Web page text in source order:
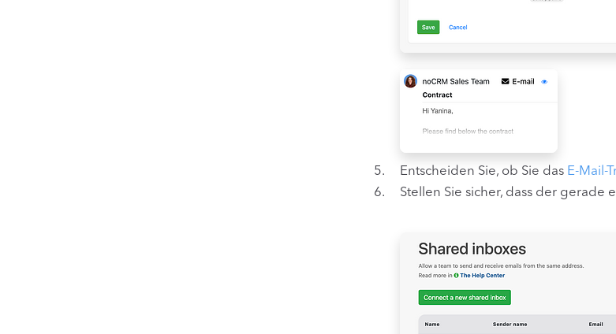
Entscheiden Sie, ob Sie das E-Mail-
Stellen Sie sicher, dass der gerade